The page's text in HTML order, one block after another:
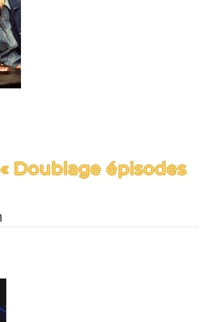
Doublage épisodes